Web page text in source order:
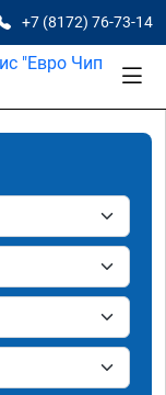
+7 (8172) 76-73-14